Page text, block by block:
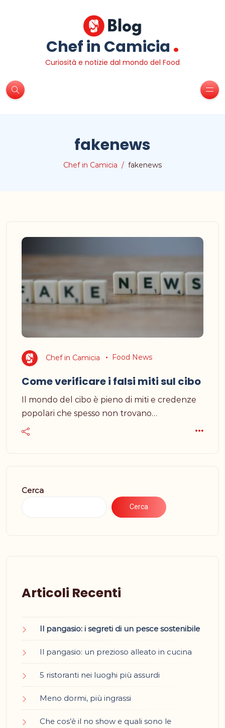
Chef in Camicia .
Curiosità e notizie dal mondo del Food
fakenews
Chef in Camicia fakenews
Chef in Camicia Food News
Come verificare i falsi miti sul cibo
Il mondo del cibo è pieno di miti e credenze
popolari che spesso non trovano…
Cerca
Cerca
Articoli Recenti
Il pangasio: i segreti di un pesce sostenibile
Il pangasio: un prezioso alleato in cucina
5 ristoranti nei luoghi più assurdi
Meno dormi, più ingrassi
Che cos’è il no show e quali sono le